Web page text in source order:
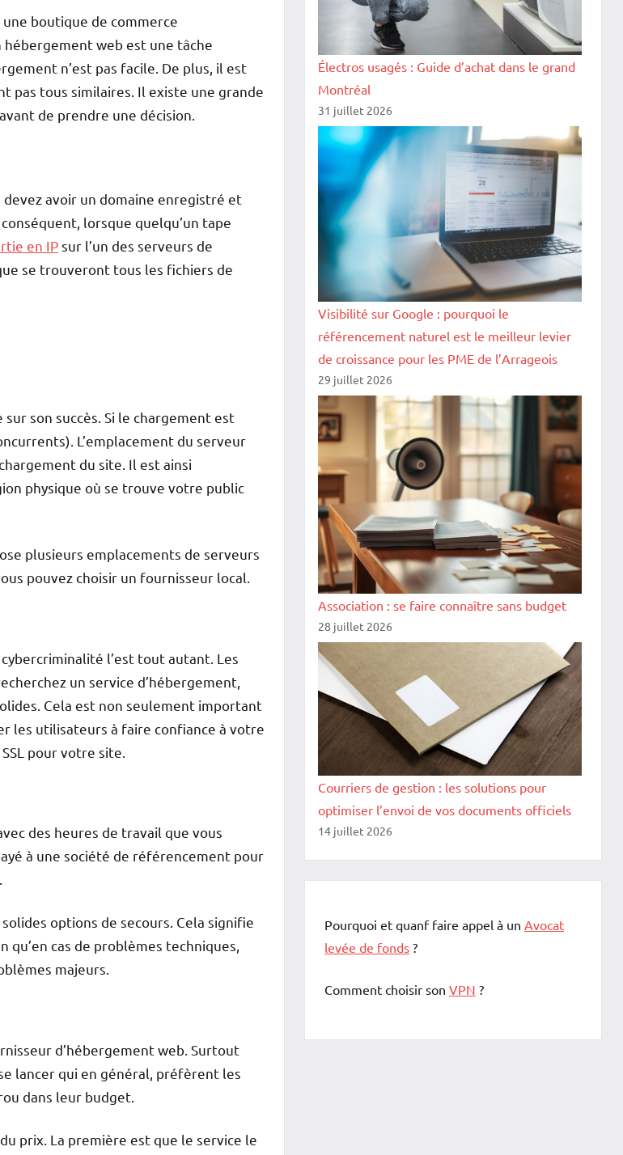
boutique de commerce
web est une tâche
n’est pas facile. De plus, il est
pas tous similaires. Il existe une grande
de prendre une décision.
avoir un domaine enregistré et
lorsque quelqu’un tape
en IPsur l’un des serveurs de
se trouveront tous les fichiers de
son succès. Si le chargement est
L’emplacement du serveur
du site. Il est ainsi
physique où se trouve votre public
plusieurs emplacements de serveurs
pouvez choisir un fournisseur local.
l’est tout autant. Les
un service d’hébergement,
Cela est non seulement important
les utilisateurs à faire confiance à votre
pour votre site.
des heures de travail que vous
à une société de référencement pour
options de secours. Cela signifie
cas de problèmes techniques,
majeurs.
d’hébergement web. Surtout
lancer qui en général, préfèrent les
dans leur budget.
prix. La première est que le service le
Électros usagés : Guide d’achat dans le grand
Montréal
31 juillet 2026
Visibilité sur Google : pourquoi le
référencement naturel est le meilleur levier
de croissance pour les PME de l’Arrageois
29 juillet 2026
Association : se faire connaître sans budget
28 juillet 2026
Courriers de gestion : les solutions pour
optimiser l’envoi de vos documents officiels
14 juillet 2026
Pourquoi et quanf faire appel à un Avocat
levée de fonds ?
Comment choisir son VPN ?